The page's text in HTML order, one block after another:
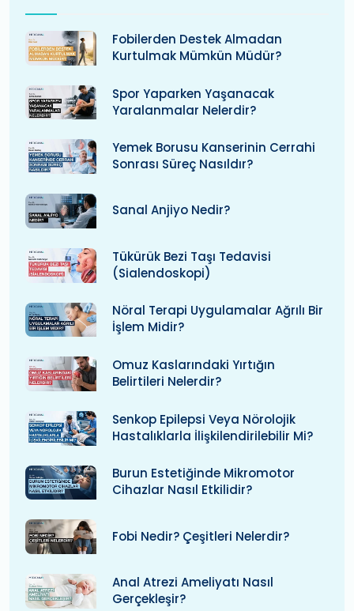
Fobilerden Destek Almadan
Kurtulmak Mümkün Müdür?
Spor Yaparken Yaşanacak
Yaralanmalar Nelerdir?
Yemek Borusu Kanserinin Cerrahi
Sonrası Süreç Nasıldır?
Sanal Anjiyo Nedir?
Tükürük Bezi Taşı Tedavisi
(Sialendoskopi)
Nöral Terapi Uygulamalar Ağrılı Bir
İşlem Midir?
Omuz Kaslarındaki Yırtığın
Belirtileri Nelerdir?
Senkop Epilepsi Veya Nörolojik
Hastalıklarla İlişkilendirilebilir Mi?
Burun Estetiğinde Mikromotor
Cihazlar Nasıl Etkilidir?
Fobi Nedir? Çeşitleri Nelerdir?
Anal Atrezi Ameliyatı Nasıl
Gerçekleşir?